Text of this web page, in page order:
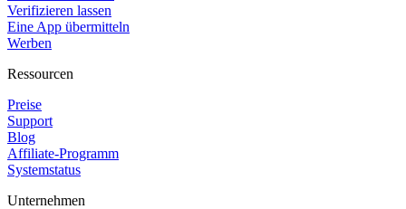
Verifizieren lassen
Eine App übermitteln
Werben
Ressourcen
Preise
Support
Blog
Affiliate-Programm
Systemstatus
Unternehmen